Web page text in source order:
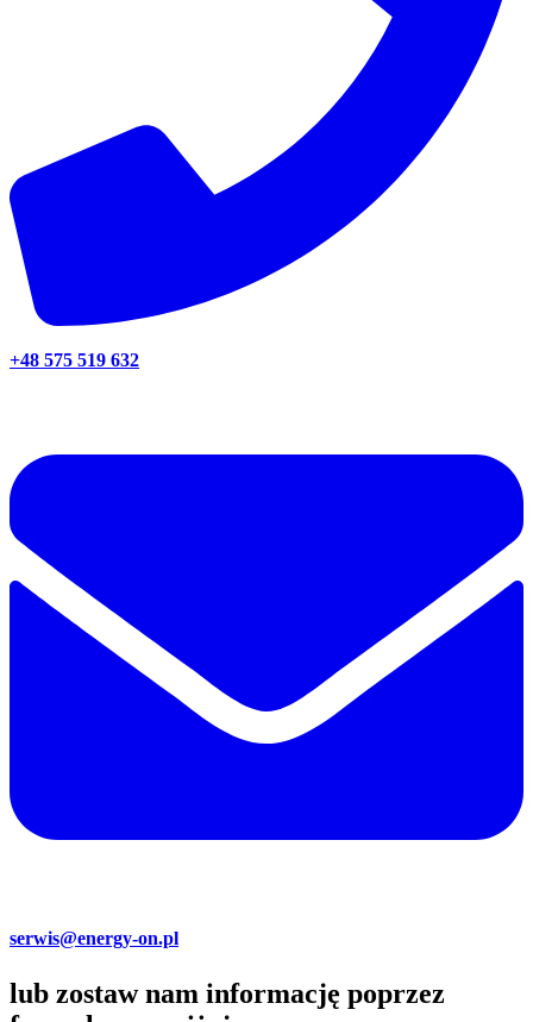
+48 575 519 632
serwis@energy-on.pl
lub zostaw nam informację poprzez